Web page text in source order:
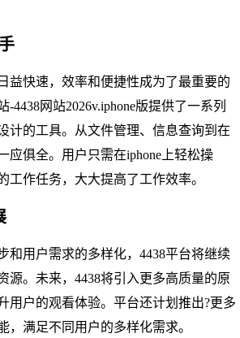
益快速，效率和便捷性成为了最重要的
-4438网站2026v.iphone版提供了一系列
计的工具。从文件管理、信息查询到在
应俱全。用户只需在iphone上轻松操
工作任务，大大提高了工作效率。
和用户需求的多样化，4438平台将继续
源。未来，4438将引入更多高质量的原
用户的观看体验。平台还计划推出?更多
，满足不同用户的多样化需求。